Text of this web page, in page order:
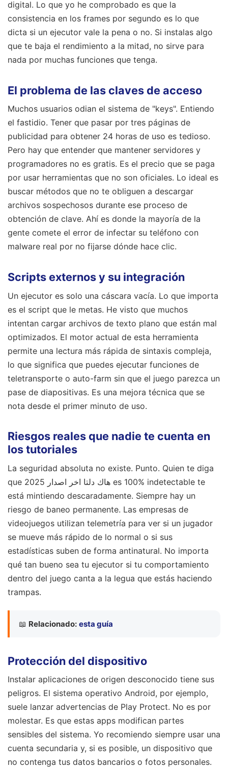
digital. Lo que yo he comprobado es que la
consistencia en los frames por segundo es lo que
dicta si un ejecutor vale la pena o no. Si instalas algo
que te baja el rendimiento a la mitad, no sirve para
nada por muchas funciones que tenga.
El problema de las claves de acceso
Muchos usuarios odian el sistema de "keys". Entiendo
el fastidio. Tener que pasar por tres páginas de
publicidad para obtener 24 horas de uso es tedioso.
Pero hay que entender que mantener servidores y
programadores no es gratis. Es el precio que se paga
por usar herramientas que no son oficiales. Lo ideal es
buscar métodos que no te obliguen a descargar
archivos sospechosos durante ese proceso de
obtención de clave. Ahí es donde la mayoría de la
gente comete el error de infectar su teléfono con
malware real por no fijarse dónde hace clic.
Scripts externos y su integración
Un ejecutor es solo una cáscara vacía. Lo que importa
es el script que le metas. He visto que muchos
intentan cargar archivos de texto plano que están mal
optimizados. El motor actual de esta herramienta
permite una lectura más rápida de sintaxis compleja,
lo que significa que puedes ejecutar funciones de
teletransporte o auto-farm sin que el juego parezca un
pase de diapositivas. Es una mejora técnica que se
nota desde el primer minuto de uso.
Riesgos reales que nadie te cuenta en
los tutoriales
La seguridad absoluta no existe. Punto. Quien te diga
que هاك دلتا اخر اصدار 2025 es 100% indetectable te
está mintiendo descaradamente. Siempre hay un
riesgo de baneo permanente. Las empresas de
videojuegos utilizan telemetría para ver si un jugador
se mueve más rápido de lo normal o si sus
estadísticas suben de forma antinatural. No importa
qué tan bueno sea tu ejecutor si tu comportamiento
dentro del juego canta a la legua que estás haciendo
trampas.
📖 Relacionado: esta guía
Protección del dispositivo
Instalar aplicaciones de origen desconocido tiene sus
peligros. El sistema operativo Android, por ejemplo,
suele lanzar advertencias de Play Protect. No es por
molestar. Es que estas apps modifican partes
sensibles del sistema. Yo recomiendo siempre usar una
cuenta secundaria y, si es posible, un dispositivo que
no contenga tus datos bancarios o fotos personales.